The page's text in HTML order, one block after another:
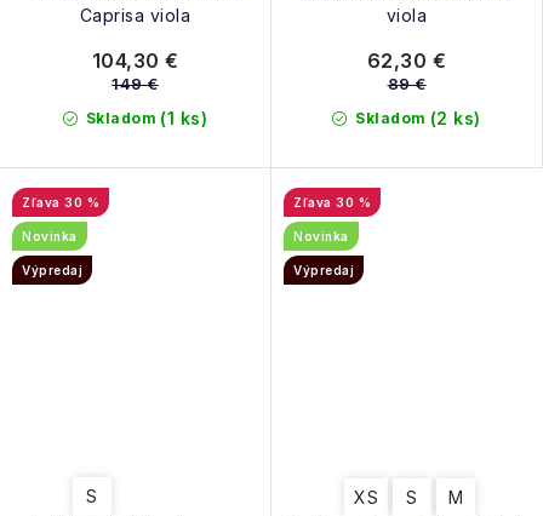
Caprisa viola
Skladom (1 ks)
104,30 €
149 €
viola
Skladom (2 ks)
62,30 €
89 €
30 %
Novinka
Výpredaj
S
30 %
Novinka
Výpredaj
XS S M